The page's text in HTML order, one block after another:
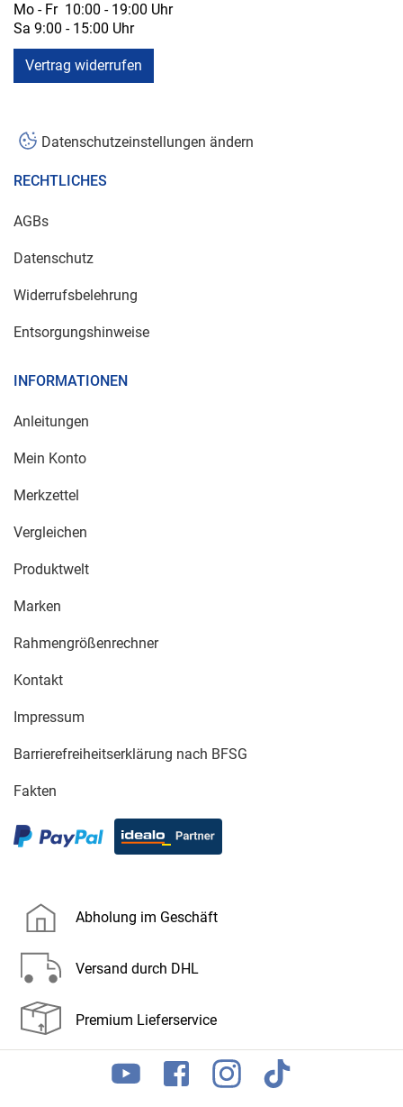
Mo - Fr 10:00 - 19:00 Uhr
Sa 9:00 - 15:00 Uhr
Vertrag widerrufen
Datenschutzeinstellungen ändern
RECHTLICHES
AGBs
Datenschutz
Widerrufsbelehrung
Entsorgungshinweise
INFORMATIONEN
Anleitungen
Mein Konto
Merkzettel
Vergleichen
Produktwelt
Marken
Rahmengrößenrechner
Kontakt
Impressum
Barrierefreiheitserklärung nach BFSG
Fakten
Abholung im Geschäft
Versand durch DHL
Premium Lieferservice